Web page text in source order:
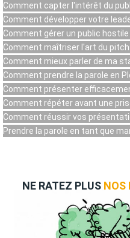
Comment capter l'intérêt du
Comment développer votre
Comment gérer un public hostile
Comment maîtriser l'art du pitch
Comment mieux parler de ma
Comment prendre la parole en
Comment présenter
Comment répéter avant une
Comment réussir vos
Prendre la parole en tant que
NE RATEZ PLUS NOS